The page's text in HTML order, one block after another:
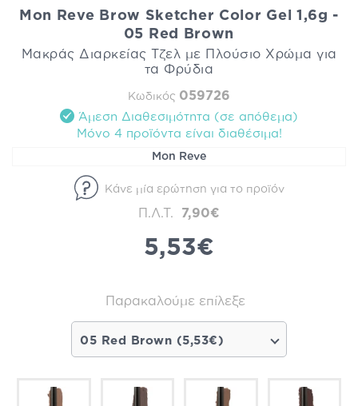
Mon Reve Brow Sketcher Color Gel 1,6g -
05 Red Brown
Μακράς Διαρκείας Τζελ με Πλούσιο Χρώμα για
τα Φρύδια
Κωδικός 059726
Άμεση Διαθεσιμότητα (σε απόθεμα)
Mόνο 4 προϊόντα είναι διαθέσιμα!
Mon Reve
Κάνε μία ερώτηση για το προϊόν
Π.Λ.Τ. 7,90€
5,53€
Παρακαλούμε επίλεξε
05 Red Brown (5,53€)